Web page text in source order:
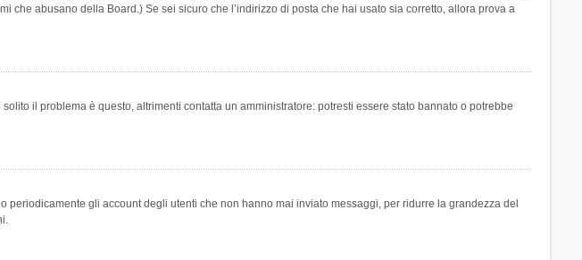
abusano della Board.) Se sei sicuro che l’indirizzo di posta che hai usato sia corretto, allora prova a
il problema è questo, altrimenti contatta un amministratore: potresti essere stato bannato o potrebbe
gli account degli utenti che non hanno mai inviato messaggi, per ridurre la grandezza del